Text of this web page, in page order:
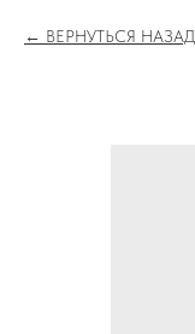
ВЕРНУТЬСЯ НАЗАД